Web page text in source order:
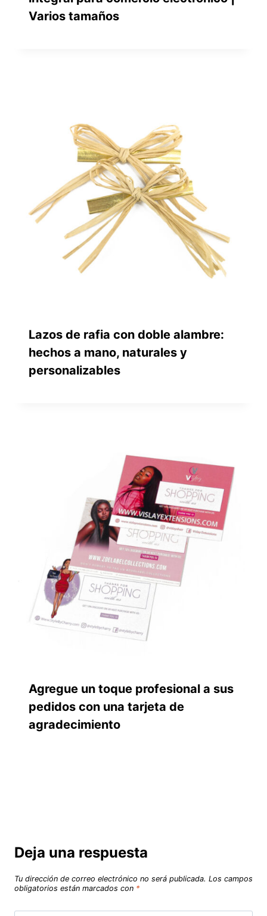
Varios tamaños
Lazos de rafia con doble alambre:
hechos a mano, naturales y
personalizables
Agregue un toque profesional a sus
pedidos con una tarjeta de
agradecimiento
Deja una respuesta
Tu dirección de correo electrónico no será publicada. Los campos
obligatorios están marcados con *